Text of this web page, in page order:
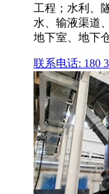
工程；水利、
水、输液渠道
地下室、地下
联系电话: 180